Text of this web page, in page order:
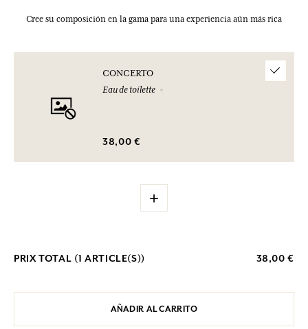
Cree su composición en la gama para una experiencia aún más rica
CONCERTO
Eau de toilette
38,00 €
+
PRIX TOTAL (1 ARTICLE(S)) 38,00 €
AÑADIR AL CARRITO